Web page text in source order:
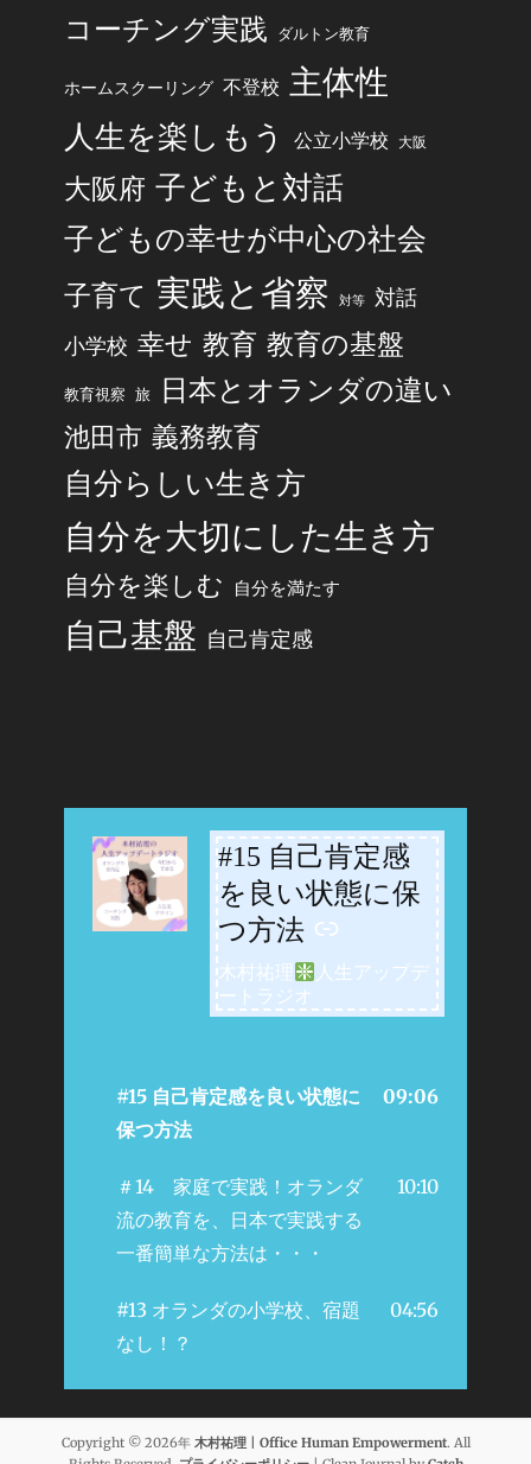
コーチング実践 ダルトン教育
ホームスクーリング 不登校 主体性
人生を楽しもう 公立小学校 大阪
大阪府 子どもと対話
子どもの幸せが中心の社会
子育て 実践と省察 対等 対話
小学校 幸せ 教育 教育の基盤
教育視察 旅 日本とオランダの違い
池田市 義務教育
自分らしい生き方
自分を大切にした生き方
自分を楽しむ 自分を満たす
自己基盤 自己肯定感
#15 自己肯定感
を良い状態に保
つ方法
-
木村祐理
人生アップデ
ートラジオ
#15 自己肯定感を良い状態に
保つ方法
09:06
＃14 家庭で実践！オランダ
流の教育を、日本で実践する
一番簡単な方法は・・・
10:10
#13 オランダの小学校、宿題
なし！？
04:56
Copyright © 2026年 木村祐理 | Office Human Empowerment. All